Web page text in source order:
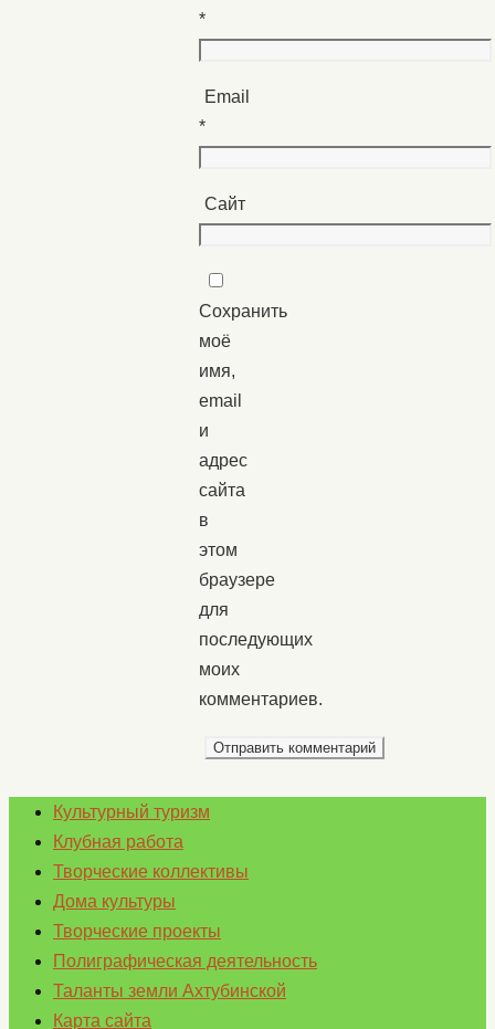
*
Email
*
Сайт
Сохранить
моё
имя,
email
и
адрес
сайта
в
этом
браузере
для
последующих
моих
комментариев.
Культурный туризм
Клубная работа
Творческие коллективы
Дома культуры
Творческие проекты
Полиграфическая деятельность
Таланты земли Ахтубинской
Карта сайта